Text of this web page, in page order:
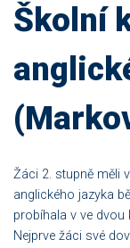
Školní
Žáci 2. stupně měli
anglického jazyka
probíhala v ve dvou
Nejprve žáci své